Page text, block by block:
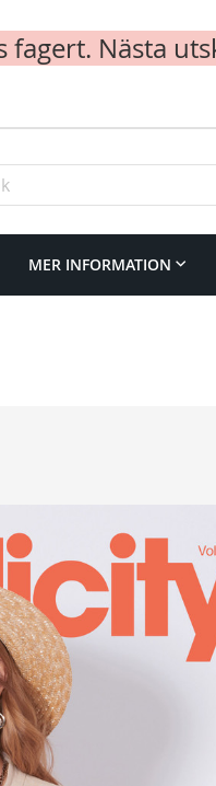
fagert. Nästa
Sök
MER INFORMATION